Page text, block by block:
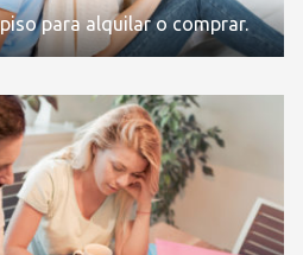
para alquilar o comprar.